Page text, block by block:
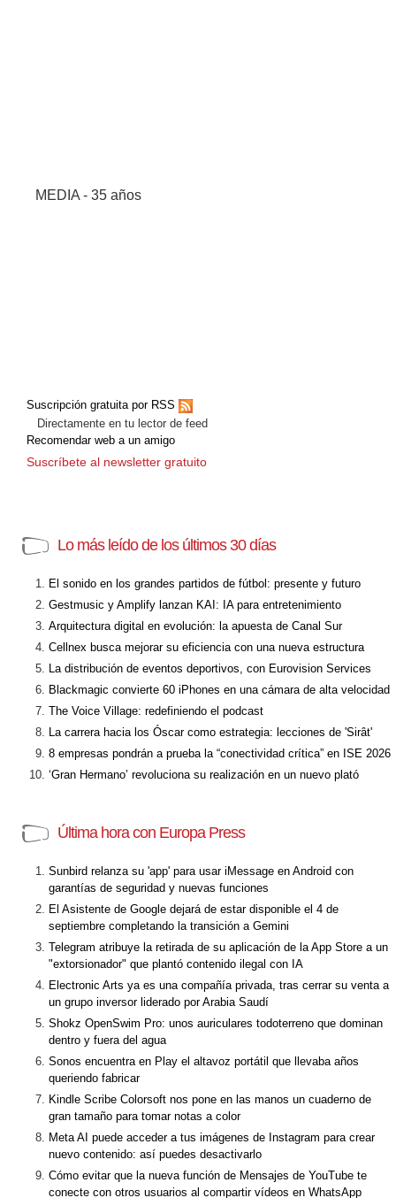
MEDIA - 35 años
Suscripción gratuita por RSS
Directamente en tu lector de feed
Recomendar web a un amigo
Suscríbete al newsletter gratuito
Lo más leído de los últimos 30 días
El sonido en los grandes partidos de fútbol: presente y futuro
Gestmusic y Amplify lanzan KAI: IA para entretenimiento
Arquitectura digital en evolución: la apuesta de Canal Sur
Cellnex busca mejorar su eficiencia con una nueva estructura
La distribución de eventos deportivos, con Eurovision Services
Blackmagic convierte 60 iPhones en una cámara de alta velocidad
The Voice Village: redefiniendo el podcast
La carrera hacia los Óscar como estrategia: lecciones de 'Sirât'
8 empresas pondrán a prueba la “conectividad crítica” en ISE 2026
‘Gran Hermano’ revoluciona su realización en un nuevo plató
Última hora con Europa Press
Sunbird relanza su 'app' para usar iMessage en Android con
garantías de seguridad y nuevas funciones
El Asistente de Google dejará de estar disponible el 4 de
septiembre completando la transición a Gemini
Telegram atribuye la retirada de su aplicación de la App Store a un
"extorsionador" que plantó contenido ilegal con IA
Electronic Arts ya es una compañía privada, tras cerrar su venta a
un grupo inversor liderado por Arabia Saudí
Shokz OpenSwim Pro: unos auriculares todoterreno que dominan
dentro y fuera del agua
Sonos encuentra en Play el altavoz portátil que llevaba años
queriendo fabricar
Kindle Scribe Colorsoft nos pone en las manos un cuaderno de
gran tamaño para tomar notas a color
Meta AI puede acceder a tus imágenes de Instagram para crear
nuevo contenido: así puedes desactivarlo
Cómo evitar que la nueva función de Mensajes de YouTube te
conecte con otros usuarios al compartir vídeos en WhatsApp